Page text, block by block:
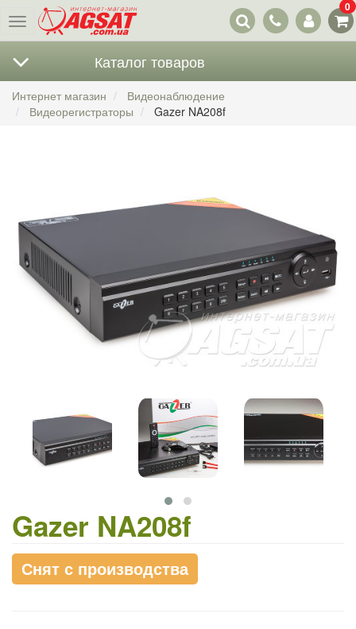
Меню
Наши
контакты
0
Каталог товаров
Интернет магазин
Видеонаблюдение
Видеорегистраторы
Gazer NA208f
Gazer NA208f
Снят с производства